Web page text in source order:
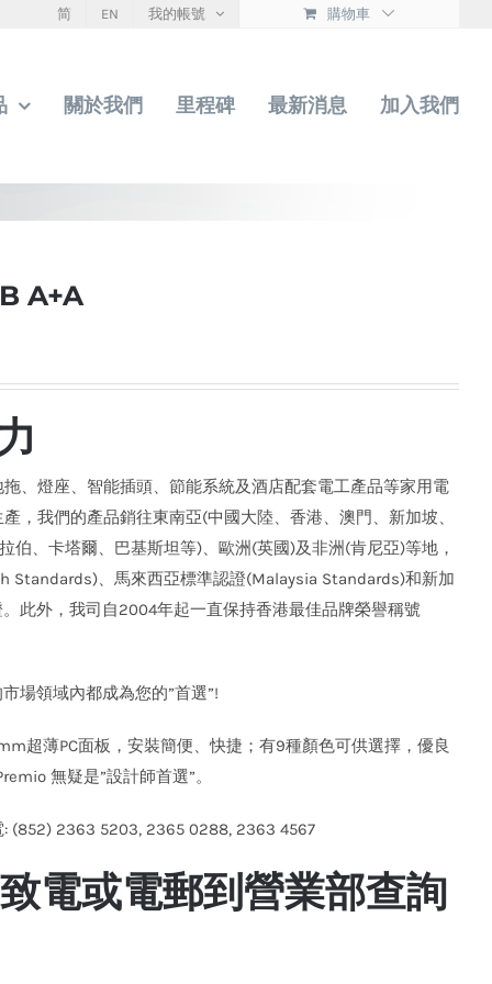
简 EN 我的帳號 購物車
關於我們 里程碑 最新消息 加入我們
A+A
、燈座、智能插頭、節能系統及酒店配套電工產品等家用電
，我們的產品銷往東南亞(中國大陸、香港、澳門、新加坡、
、卡塔爾、巴基斯坦等)、歐洲(英國)及非洲(肯尼亞)等地，
Standards)、馬來西亞標準認證(Malaysia Standards)和新加
此外，我司自2004年起一直保持香港最佳品牌榮譽稱號
場領域內都成為您的”首選”!
超薄PC面板，安裝簡便、快捷；有9種顏色可供選擇，優良
無疑是”設計師首選”。
(852) 2363 5203, 2365 0288, 2363 4567
電或電郵到營業部查詢